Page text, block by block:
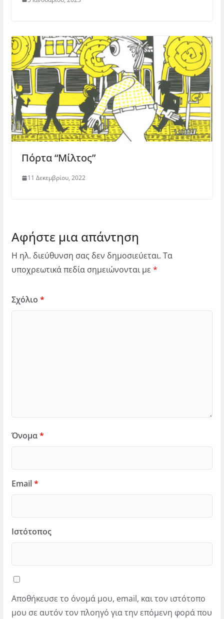
Πόρτα “Μίλτος”
11 Δεκεμβρίου, 2022
Αφήστε μια απάντηση
Η ηλ. διεύθυνση σας δεν δημοσιεύεται. Τα
υποχρεωτικά πεδία σημειώνονται με *
Σχόλιο *
Όνομα*
Email*
Ιστότοπος
Αποθήκευσε το όνομά μου, email, και τον ιστότοπο
μου σε αυτόν τον πλοηγό για την επόμενη φορά που